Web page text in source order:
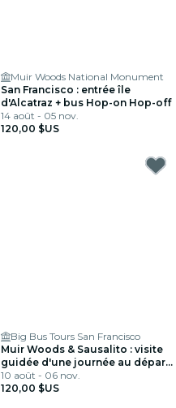
Muir Woods National Monument
San Francisco : entrée île
d'Alcatraz + bus Hop-on Hop-off
14 août - 05 nov.
120,00 $US
Big Bus Tours San Francisco
Muir Woods & Sausalito : visite
guidée d'une journée au départ
de San Francisco + entrée
Alcatraz
10 août - 06 nov.
120,00 $US